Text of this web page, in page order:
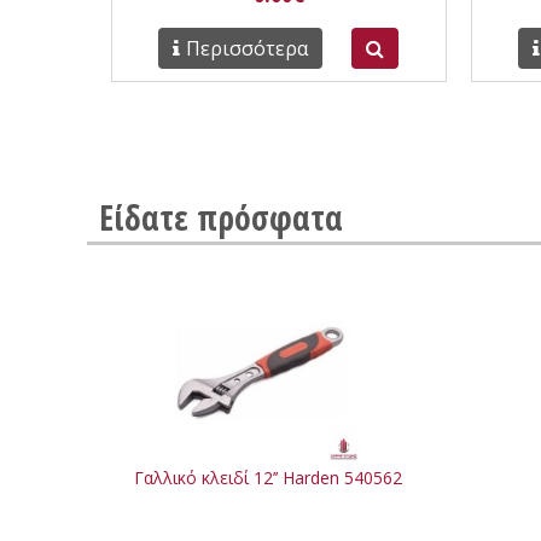
Περισσότερα
Είδατε πρόσφατα
Γαλλικό κλειδί 12’’ Harden 540562